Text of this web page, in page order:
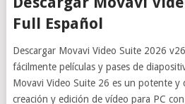
Full Español
Descargar Movavi Video Suite 2026
fácilmente películas y pases de
Movavi Video Suite 26 es un potente y
creación y edición de vídeo para PC